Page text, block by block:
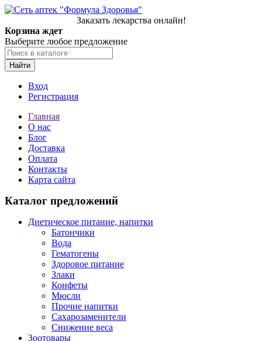
Заказать лекарства онлайн!
Корзина ждет
Выберите любое предложение
Найти
Вход
Регистрация
Главная
О нас
Блог
Доставка
Оплата
Контакты
Карта сайта
Каталог предложений
Диетическое питание, напитки
Батончики
Вода
Гематогены
Здоровое питание
Злаки
Конфеты
Мюсли
Прочие напитки
Сахарозаменители
Снижение веса
Зоотовары